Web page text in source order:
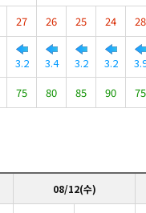
27 26 25 24 28
3.2 3.4 3.2 3.2
75 80 85 90 75
08/12(수)